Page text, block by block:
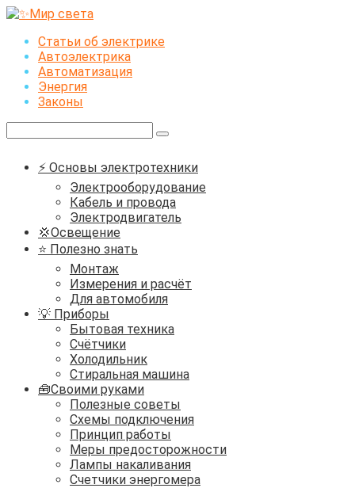
Перейти
контентуСтатьи об электрике
Автоэлектрика
Автоматизация
Энергия
Законы
⚡ Основы электротехники
Электрооборудование
Кабель и провода
Электродвигатель
💢Освещение
⭐ Полезно знать
Монтаж
Измерения и расчёт
Для автомобиля
💡 Приборы
Бытовая техника
Счётчики
Холодильник
Стиральная машина
🧰Своими руками
Полезные советы
Схемы подключения
Принцип работы
Меры предосторожности
Лампы накаливания
Счетчики энергомера